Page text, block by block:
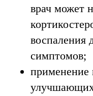
врач может
воспаления
симптомов;
применение
улучшающих